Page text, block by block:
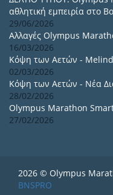
αθλητική εμπειρία στο
29/06/2026
Αλλαγές Olympus
16/03/2026
Κόψη των Αετών -
02/03/2026
Κόψη των Αετών - Νέα
28/02/2026
Olympus Marathon
27/02/2026
2026 © Olympus
BNSPRO